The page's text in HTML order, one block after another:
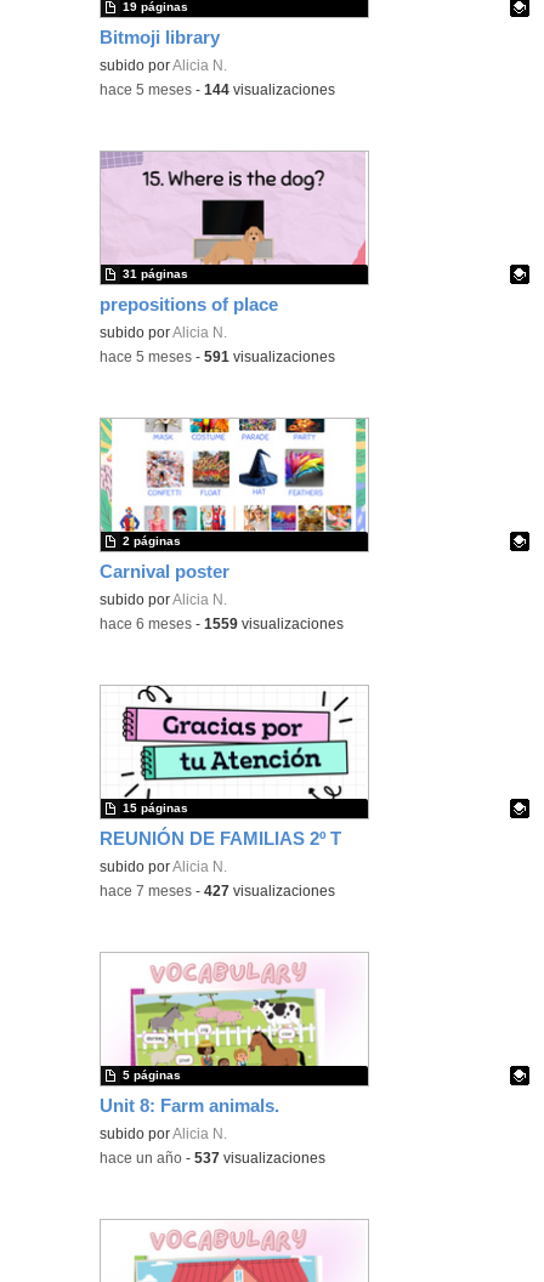
Bitmoji library
Contenido educativo.
subido porAlicia N.
19 páginas
-hace 5 meses -144 visualizaciones
prepositions of place
Contenido educativo.
subido porAlicia N.
31 páginas
-hace 5 meses -591 visualizaciones
Carnival poster
Contenido educativo.
subido porAlicia N.
2 páginas
-hace 6 meses -1559 visualizaciones
REUNIÓN DE FAMILIAS 2º T
Contenido educativo.
subido porAlicia N.
15 páginas
-hace 7 meses -427 visualizaciones
Unit 8: Farm animals.
Contenido educativo.
subido porAlicia N.
5 páginas
-hace un año -537 visualizaciones